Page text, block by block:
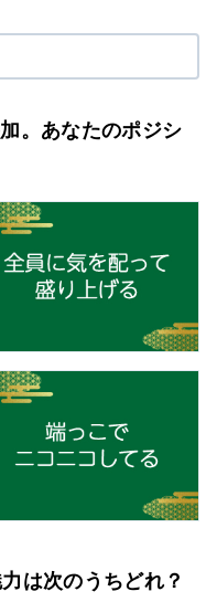
。あなたのポジシ
は次のうちどれ？